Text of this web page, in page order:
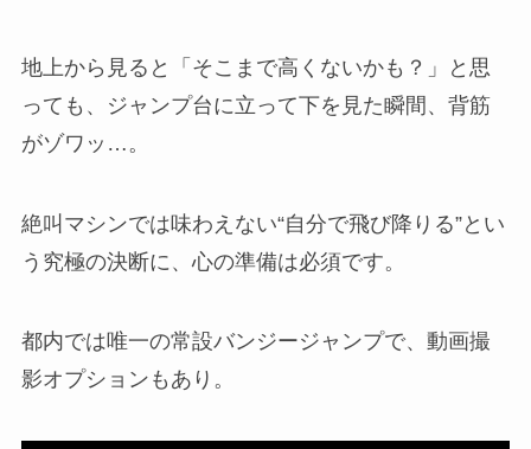
地上から見ると「そこまで高くないかも？」と思
っても、ジャンプ台に立って下を見た瞬間、背筋
がゾワッ…。
絶叫マシンでは味わえない“自分で飛び降りる”とい
う究極の決断に、心の準備は必須です。
都内では唯一の常設バンジージャンプで、動画撮
影オプションもあり。